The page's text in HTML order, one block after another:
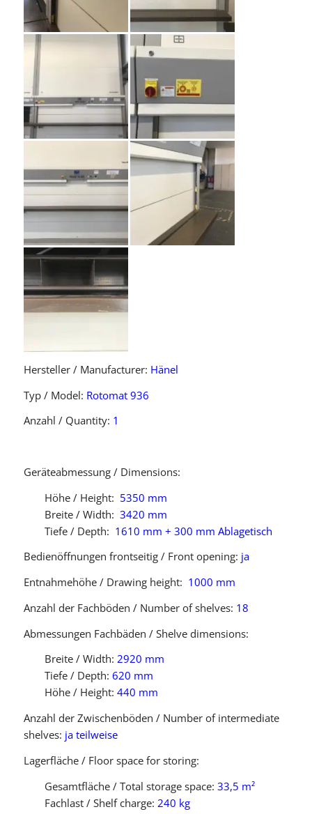
Hersteller / Manufacturer: Hänel
Typ / Model: Rotomat 936
Anzahl / Quantity: 1
Geräteabmessung / Dimensions:
Höhe / Height: 5350 mm
Breite / Width: 3420 mm
Tiefe / Depth: 1610 mm + 300 mm Ablagetisch
Bedienöffnungen frontseitig / Front opening: ja
Entnahmehöhe / Drawing height: 1000 mm
Anzahl der Fachböden / Number of shelves: 18
Abmessungen Fachbäden / Shelve dimensions:
Breite / Width: 2920 mm
Tiefe / Depth: 620 mm
Höhe / Height: 440 mm
Anzahl der Zwischenböden / Number of intermediate
shelves: ja teilweise
Lagerfläche / Floor space for storing:
Gesamtfläche / Total storage space: 33,5 m²
Fachlast / Shelf charge: 240 kg